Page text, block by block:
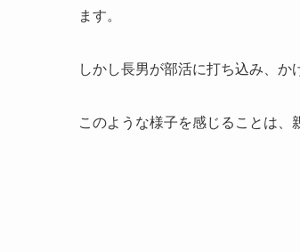
ます。
しかし長男が部活に打ち込み、か
このような様子を感じることは、